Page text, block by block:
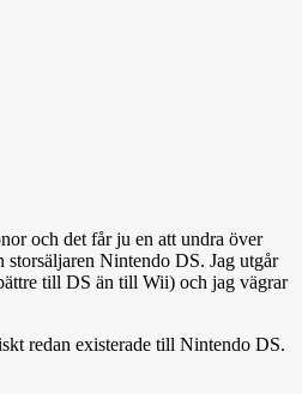
och det får ju en att undra över
Nintendo DS. Jag utgår
till DS än till Wii) och jag vägrar
redan existerade till Nintendo DS.